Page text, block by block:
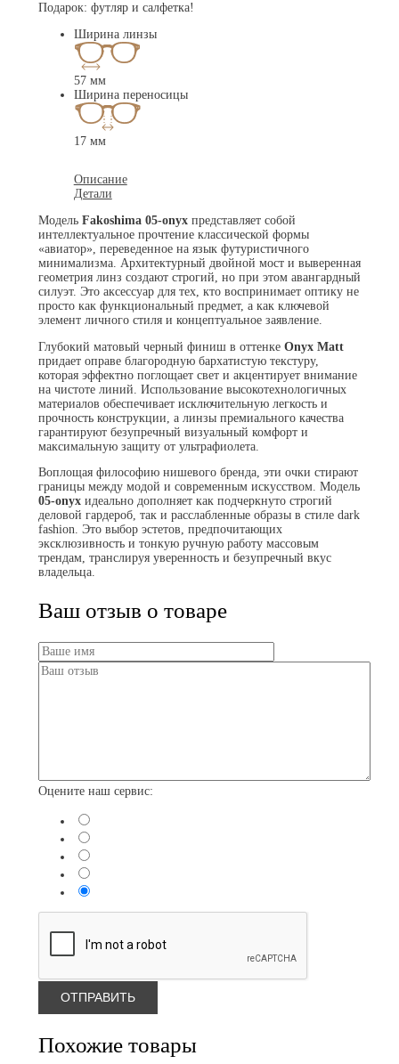
Подарок: футляр и салфетка!
Ширина линзы
57 мм
Ширина переносицы
17 мм
Описание
Детали
Модель Fakoshima 05-onyxпредставляет собой
интеллектуальное прочтение классической формы
«авиатор», переведенное на язык футуристичного
минимализма. Архитектурный двойной мост и выверенная
геометрия линз создают строгий, но при этом авангардный
силуэт. Это аксессуар для тех, кто воспринимает оптику не
просто как функциональный предмет, а как ключевой
элемент личного стиля и концептуальное заявление.
Глубокий матовый черный финиш в оттенке Onyx Matt
придает оправе благородную бархатистую текстуру,
которая эффектно поглощает свет и акцентирует внимание
на чистоте линий. Использование высокотехнологичных
материалов обеспечивает исключительную легкость и
прочность конструкции, а линзы премиального качества
гарантируют безупречный визуальный комфорт и
максимальную защиту от ультрафиолета.
Воплощая философию нишевого бренда, эти очки стирают
границы между модой и современным искусством. Модель
05-onyxидеально дополняет как подчеркнуто строгий
деловой гардероб, так и расслабленные образы в стиле dark
fashion. Это выбор эстетов, предпочитающих
эксклюзивность и тонкую ручную работу массовым
трендам, транслируя уверенность и безупречный вкус
владельца.
Ваш отзыв о товаре
Оцените наш сервис:
Похожие товары